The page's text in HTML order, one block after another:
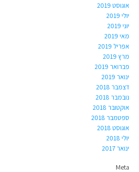
אוגוסט 2019
יולי 2019
יוני 2019
מאי 2019
אפריל 2019
מרץ 2019
פברואר 2019
ינואר 2019
דצמבר 2018
נובמבר 2018
אוקטובר 2018
ספטמבר 2018
אוגוסט 2018
יולי 2018
ינואר 2017
Meta